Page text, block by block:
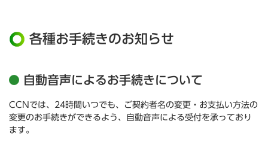
各種お手続きのお知らせ
自動音声によるお手続きについて
CCNでは、24時間いつでも、ご契約者名の変更・お支払い方法の
変更のお手続きができるよう、自動音声による受付を承っており
ます。